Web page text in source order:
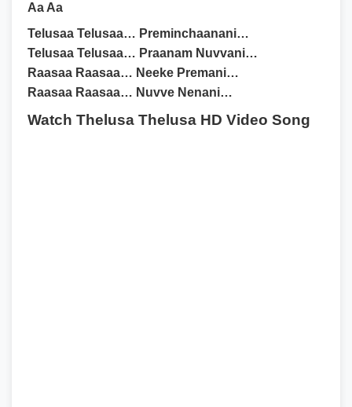
Aa Aa
Telusaa Telusaa… Preminchaanani…
Telusaa Telusaa… Praanam Nuvvani…
Raasaa Raasaa… Neeke Premani…
Raasaa Raasaa… Nuvve Nenani…
Watch Thelusa Thelusa HD Video Song